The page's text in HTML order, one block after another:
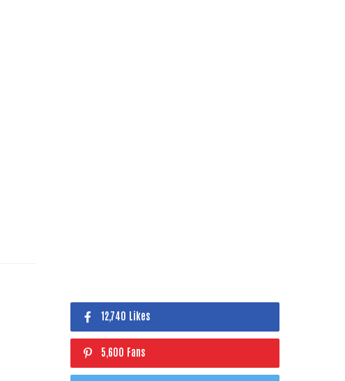
12,740 Likes
5,600 Fans